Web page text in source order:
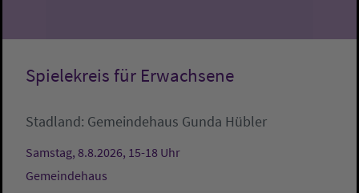
Spielekreis für Erwachsene
Stadland: Gemeindehaus Gunda Hübler
Samstag, 8.8.2026, 15-18 Uhr
Gemeindehaus